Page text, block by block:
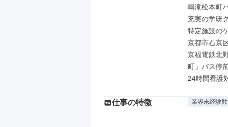
鳴滝松本町
充実の学研
特定施設の
京都市右京
京福電鉄北
町」バス停
24時間看護
仕事の特徴 業界未経験